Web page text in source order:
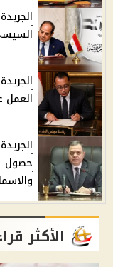
العمل
الأكثر